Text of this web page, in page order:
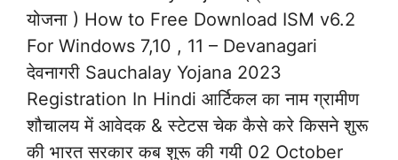
योजना ) How to Free Download ISM v6.2
For Windows 7,10 , 11 – Devanagari
देवनागरी Sauchalay Yojana 2023
Registration In Hindi आर्टिकल का नाम ग्रामीण
शौचालय में आवेदक & स्टेटस चेक कैसे करे किसने शुरू
की भारत सरकार कब शुरू की गयी 02 October